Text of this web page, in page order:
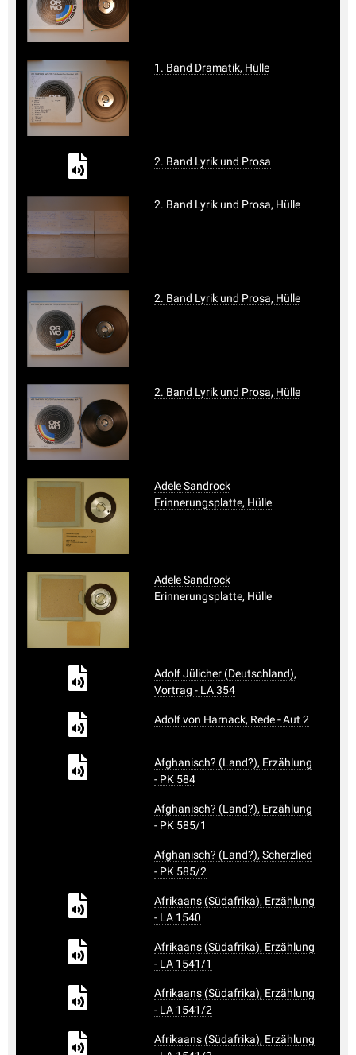
1. Band Dramatik, Hülle
2. Band Lyrik und Prosa
2. Band Lyrik und Prosa, Hülle
2. Band Lyrik und Prosa, Hülle
2. Band Lyrik und Prosa, Hülle
Adele Sandrock
Erinnerungsplatte, Hülle
Adele Sandrock
Erinnerungsplatte, Hülle
Adolf Jülicher (Deutschland),
Vortrag - LA 354
Adolf von Harnack, Rede - Aut 2
Afghanisch? (Land?), Erzählung
- PK 584
Afghanisch? (Land?), Erzählung
- PK 585/1
Afghanisch? (Land?), Scherzlied
- PK 585/2
Afrikaans (Südafrika), Erzählung
- LA 1540
Afrikaans (Südafrika), Erzählung
- LA 1541/1
Afrikaans (Südafrika), Erzählung
- LA 1541/2
Afrikaans (Südafrika), Erzählung